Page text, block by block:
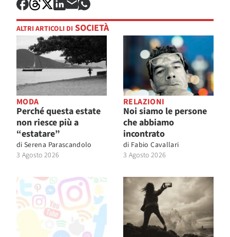
ALTRI ARTICOLI DI SOCIETÀ
MODA
Perché questa estate
non riesce più a
“estatare”
di Serena Parascandolo
3 Agosto 2026
RELAZIONI
Noi siamo le persone
che abbiamo
incontrato
di Fabio Cavallari
3 Agosto 2026